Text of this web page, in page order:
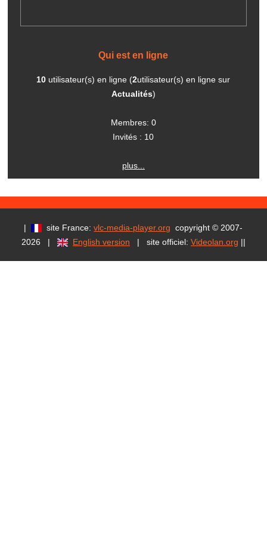
Qui est en ligne
10 utilisateur(s) en ligne (2utilisateur(s) en ligne sur
Actualités)
Membres: 0
Invités : 10
plus...
| site France:vlc-media-player.org copyright © 2007-
2026 |
English version | site officiel: Videolan.org ||